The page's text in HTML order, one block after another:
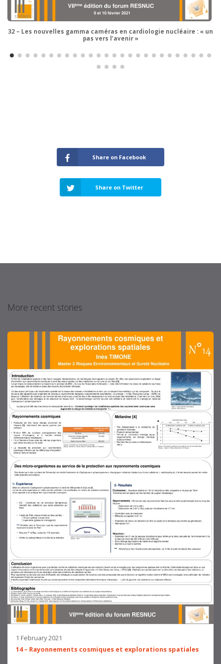
32 – Les nouvelles gamma caméras en cardiologie nucléaire : « un
pas vers l’avenir »
Share on Facebook
Share on Twitter
More recent stories
1 February 2021
14 – Rayonnements cosmiques et explorations spatiales